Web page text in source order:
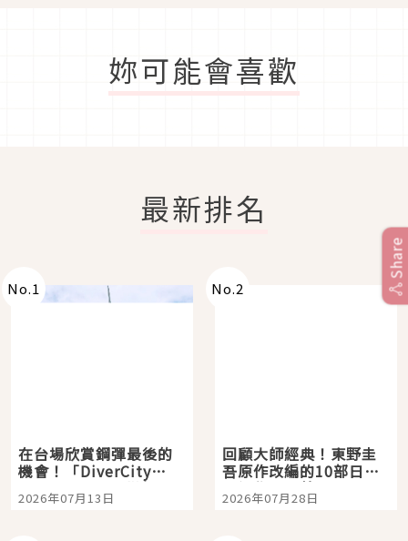
妳可能會喜歡
最新排名
No.1
在台場欣賞鋼彈最後的
機會！「DiverCity
Tokyo Plaza」搭船、
購物、美食及夜景，一
2026年07月13日
No.2
回顧大師經典！東野圭
吾原作改編的10部日本
影視作品推薦
2026年07月28日
Share